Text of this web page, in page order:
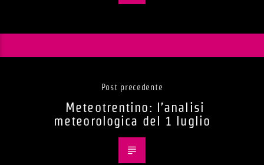
Post precedente
Meteotrentino: l’analisi
meteorologica del 1 luglio